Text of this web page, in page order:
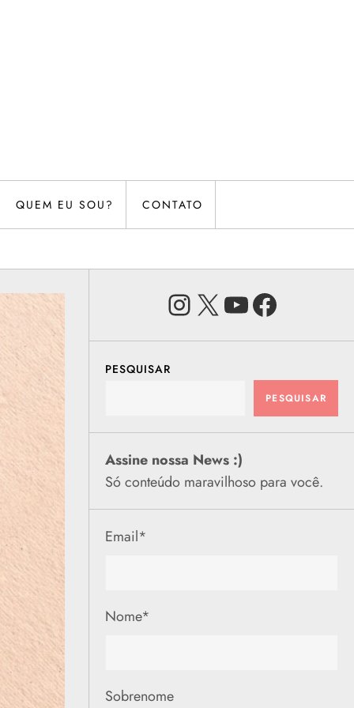
QUEM EU SOU? CONTATO
Instagram
X Youtube
PESQUISAR
PESQUISAR
Assine nossa News :)
Só conteúdo maravilhoso para você.
Email*
Nome*
Sobrenome